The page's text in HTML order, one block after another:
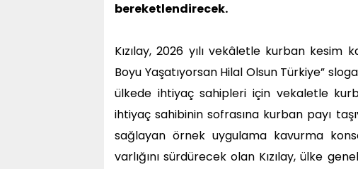
bereketlendirecek.
Kızılay, 2026 yılı vekâletle kurban kesim
Boyu Yaşatıyorsan Hilal Olsun Türkiye”
ülkede ihtiyaç sahipleri için vekaletle
ihtiyaç sahibinin sofrasına kurban payı
sağlayan örnek uygulama kavurma
varlığını sürdürecek olan Kızılay, ülke